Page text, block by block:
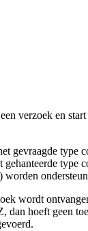
verzoek en start
gevraagde type
gehanteerde type
worden
wordt
dan hoeft geen